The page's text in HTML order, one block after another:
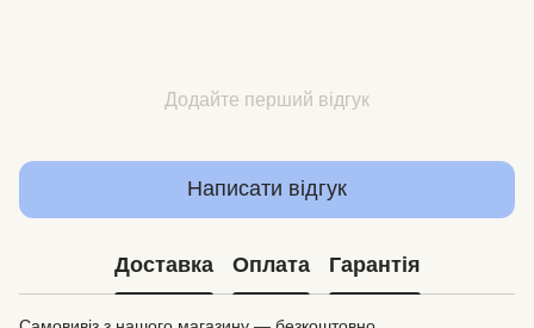
Додайте перший відгук
Написати відгук
Доставка Оплата Гарантія